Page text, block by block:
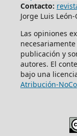
Contacto:
Jorge Luis
Las opiniones
publicación y
autores. El
bajo una
Atribución-